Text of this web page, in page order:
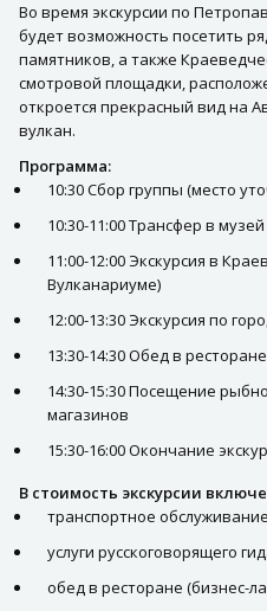
Во время экскурсии по
будет возможность посетить
памятников, а также
смотровой площадки,
откроется прекрасный вид на
вулкан.
Программа:
10:30 Сбор группы (место
10:30-11:00 Трансфер в музей
11:00-12:00 Экскурсия в
Вулканариуме)
12:00-13:30 Экскурсия по
13:30-14:30 Обед в ресторане
14:30-15:30 Посещение
магазинов
15:30-16:00 Окончание
В стоимость экскурсии
транспортное обслуживание
услуги русскоговорящего
обед в ресторане (бизнес-